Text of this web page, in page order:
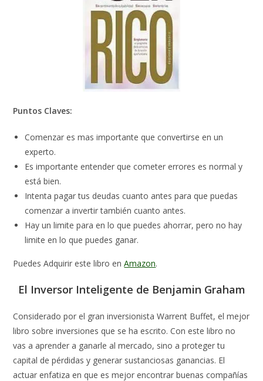
Puntos Claves:
Comenzar es mas importante que convertirse en un
experto.
Es importante entender que cometer errores es normal y
está bien.
Intenta pagar tus deudas cuanto antes para que puedas
comenzar a invertir también cuanto antes.
Hay un limite para en lo que puedes ahorrar, pero no hay
limite en lo que puedes ganar.
Puedes Adquirir este libro enAmazon.
El Inversor Inteligente de Benjamin Graham
Considerado por el gran inversionista Warrent Buffet, el mejor
libro sobre inversiones que se ha escrito. Con este libro no
vas a aprender a ganarle al mercado, sino a proteger tu
capital de pérdidas y generar sustanciosas ganancias. El
actuar enfatiza en que es mejor encontrar buenas compañías